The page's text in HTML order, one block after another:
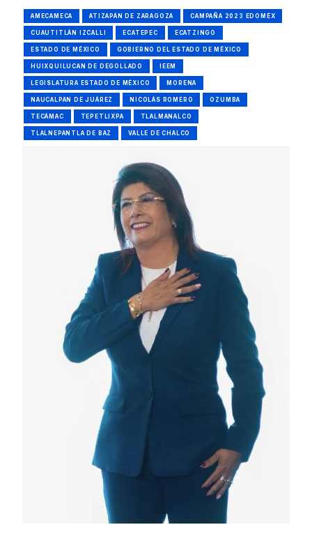
AMECAMECA ATIZAPÁN DE ZARAGOZA CAMPAÑA 2023 EDOMÉX
CUAUTITLÁN IZCALLI ECATEPEC ECATZINGO
ESTADO DE MÉXICO GOBIERNO DEL ESTADO DE MÉXICO
HUIXQUILUCAN DE DEGOLLADO IEEM
LEGISLATURA ESTADO DE MÉXICO MORENA
NAUCALPAN DE JUÁREZ NICOLÁS ROMERO OZUMBA
TECÁMAC TEPETLIXPA TLALMANALCO
TLALNEPANTLA DE BAZ VALLE DE CHALCO